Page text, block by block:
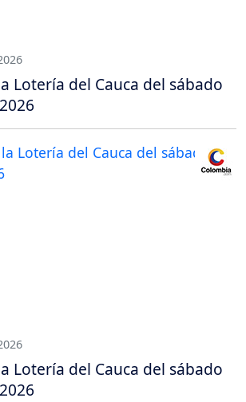
Lotería del Cauca del sábado
Lotería del Cauca del sábado